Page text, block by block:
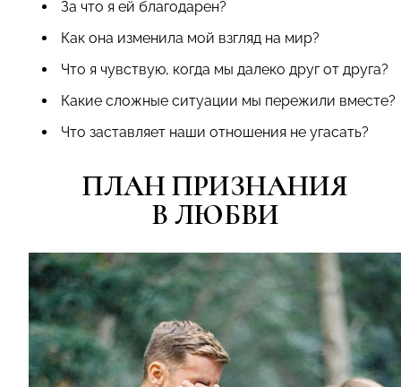
За что я ей благодарен?
Как она изменила мой взгляд на мир?
Что я чувствую, когда мы далеко друг от друга?
Какие сложные ситуации мы пережили вместе?
Что заставляет наши отношения не угасать?
ПЛАН ПРИЗНАНИЯ
В ЛЮБВИ